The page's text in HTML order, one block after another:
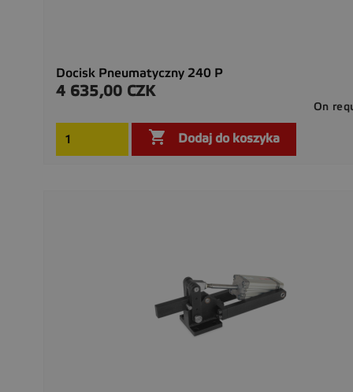
Docisk Pneumatyczny 240 P
Cena
4 635,00 CZK
On
 Dodaj do koszyka